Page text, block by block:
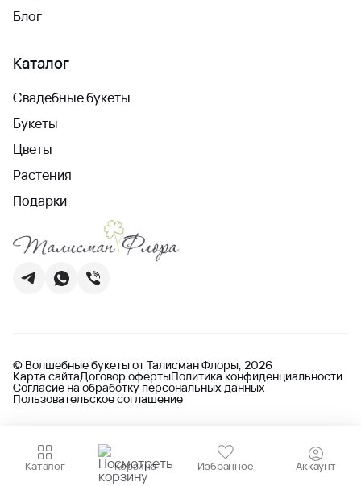
Каталог Корзина Избранное Аккаунт
Блог
Каталог
Свадебные букеты
Букеты
Цветы
Растения
Подарки
© Волшебные букеты от Талисман Флоры, 2026
Карта сайтаДоговор офертыПолитика конфиденциальности
Согласие на обработку персональных данных
Пользовательское соглашение